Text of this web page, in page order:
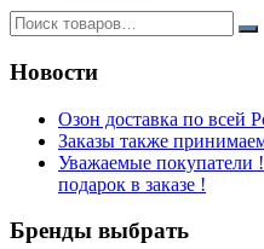
Новости
Озон доставка по всей
Заказы также
Уважаемые покупатели
подарок в заказе !
Бренды выбрать